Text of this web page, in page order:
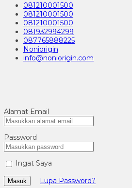
081210001500
081210001500
081210001500
081932994299
087765888225
Noniorigin
info@noniorigin.com
Alamat Email
Password
Ingat Saya
Masuk Lupa Password?